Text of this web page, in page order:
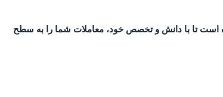
است تا با دانش و تخصص خود، معاملات شما را به سطح